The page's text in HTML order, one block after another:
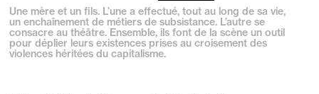
Une mère et un fils. L’une a effectué, tout au long de sa vie,
un enchaînement de métiers de subsistance. L’autre se
consacre au théâtre. Ensemble, ils font de la scène un outil
pour déplier leurs existences prises au croisement des
violences héritées du capitalisme.